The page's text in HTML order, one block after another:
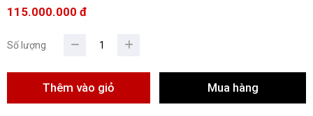
115.000.000 đ
Số lượng